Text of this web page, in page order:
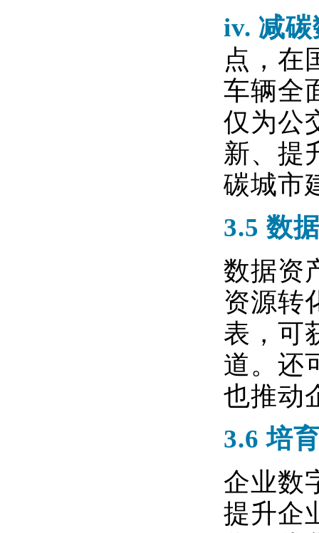
iv. 减
点，在
车辆全
仅为公
新、提
碳城市
3.5 数
数据资
资源转
表，可
道。还
也推动
3.6培
企业数
提升企